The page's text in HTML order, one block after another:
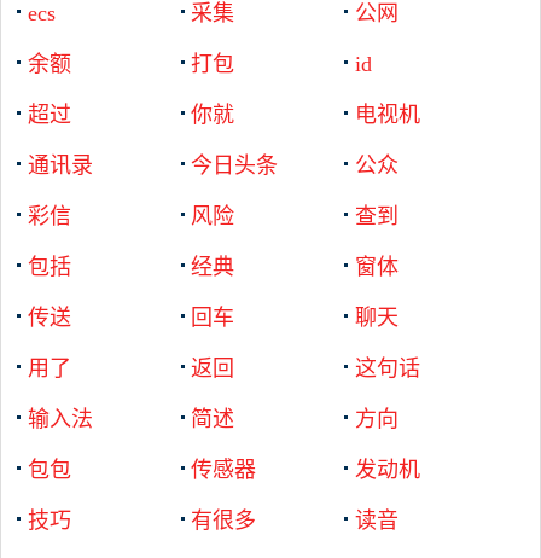
ecs 采集 公网
余额 打包 id
超过 你就 电视机
通讯录 今日头条 公众
彩信 风险 查到
包括 经典 窗体
传送 回车 聊天
用了 返回 这句话
输入法 简述 方向
包包 传感器 发动机
技巧 有很多 读音